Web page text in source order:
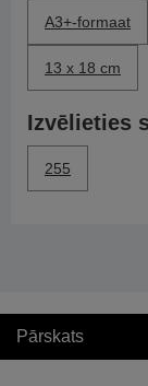
A3+-formaat
13 x 18 cm
Izvēlieties
255
Pārskats